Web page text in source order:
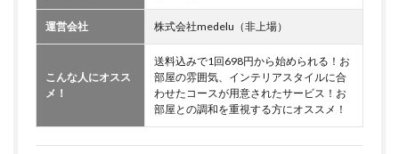
運営会社 株式会社medelu（非上場）
こんな人にオスス
メ！
送料込みで1回698円から始められる！お
部屋の雰囲気、インテリアスタイルに合
わせたコースが用意されたサービス！お
部屋との調和を重視する方にオススメ！